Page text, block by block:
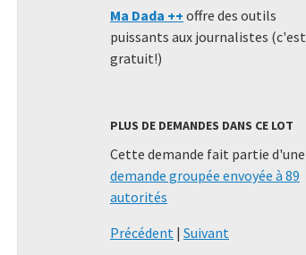
Ma Dada ++ offre des outils
puissants aux journalistes (c'est
gratuit!)
PLUS DE DEMANDES DANS CE LOT
Cette demande fait partie d'une
demande groupée envoyée à 89
autorités
Précédent | Suivant